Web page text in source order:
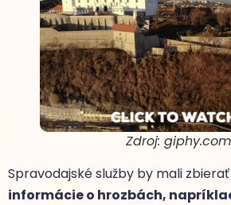
Zdroj: giphy.com
Spravodajské služby by mali
informácie o hrozbách,